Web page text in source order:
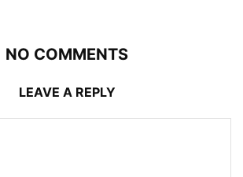
NO COMMENTS
LEAVE A REPLY